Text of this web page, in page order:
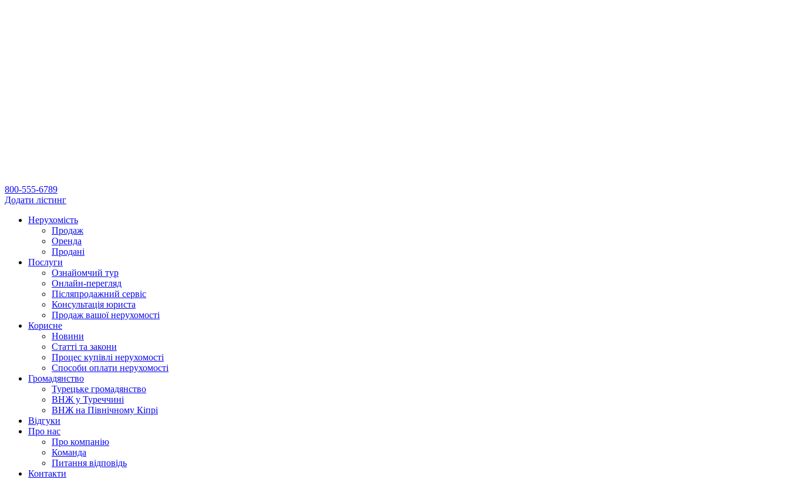
800-555-6789
Додати лістинг
Нерухомість
Продаж
Оренда
Продані
Послуги
Ознайомчий тур
Онлайн-перегляд
Післяпродажний сервіс
Консультація юриста
Продаж вашої нерухомості
Корисне
Новини
Статті та закони
Процес купівлі нерухомості
Способи оплати нерухомості
Громадянство
Турецьке громадянство
ВНЖ у Туреччині
ВНЖ на Північному Кіпрі
Відгуки
Про нас
Про компанію
Команда
Питання відповідь
Контакти